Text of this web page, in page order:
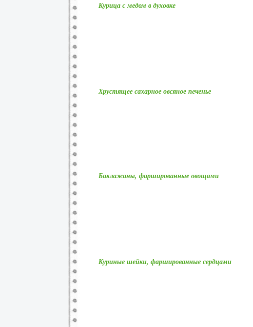
Курица с медом в духовке
Хрустящее сахарное овсяное печенье
Баклажаны, фаршированные овощами
Куриные шейки, фаршированные сердцами